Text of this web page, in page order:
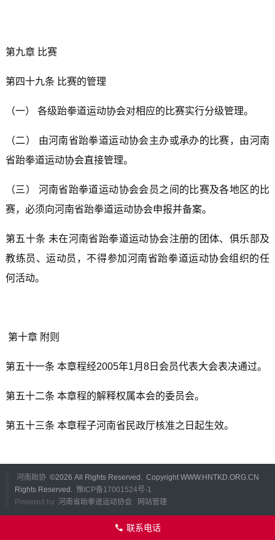
第九章 比赛
第四十九条 比赛的管理
（一） 各级跆拳道运动协会对相应的比赛实行分级管理。
（二） 由河南省跆拳道运动协会主办或承办的比赛，由河南
省跆拳道运动协会直接管理。
（三） 河南省跆拳道运动协会会员之间的比赛及各地区的比
赛，必须向河南省跆拳道运动协会申报并备案。
第五十条 未在河南省跆拳道运动协会注册的团体、俱乐部及
教练员、运动员，不得参加河南省跆拳道运动协会组织的任
何活动。
第十章 附则
第五十一条 本章程经2005年1月8日会员代表大会表决通过。
第五十二条 本章程的解释权属本会的委员会。
第五十三条 本章程子河南省民政厅核准之日起生效。
河南跆协 ©2026 All Rights Reserved. Copyright WWW.HNTKD.ORG.CN
Rights Reserved. 豫ICP备17001524号-1
Powered by 河南省跆拳道运动协会 网站管理
󦁁 联系电话